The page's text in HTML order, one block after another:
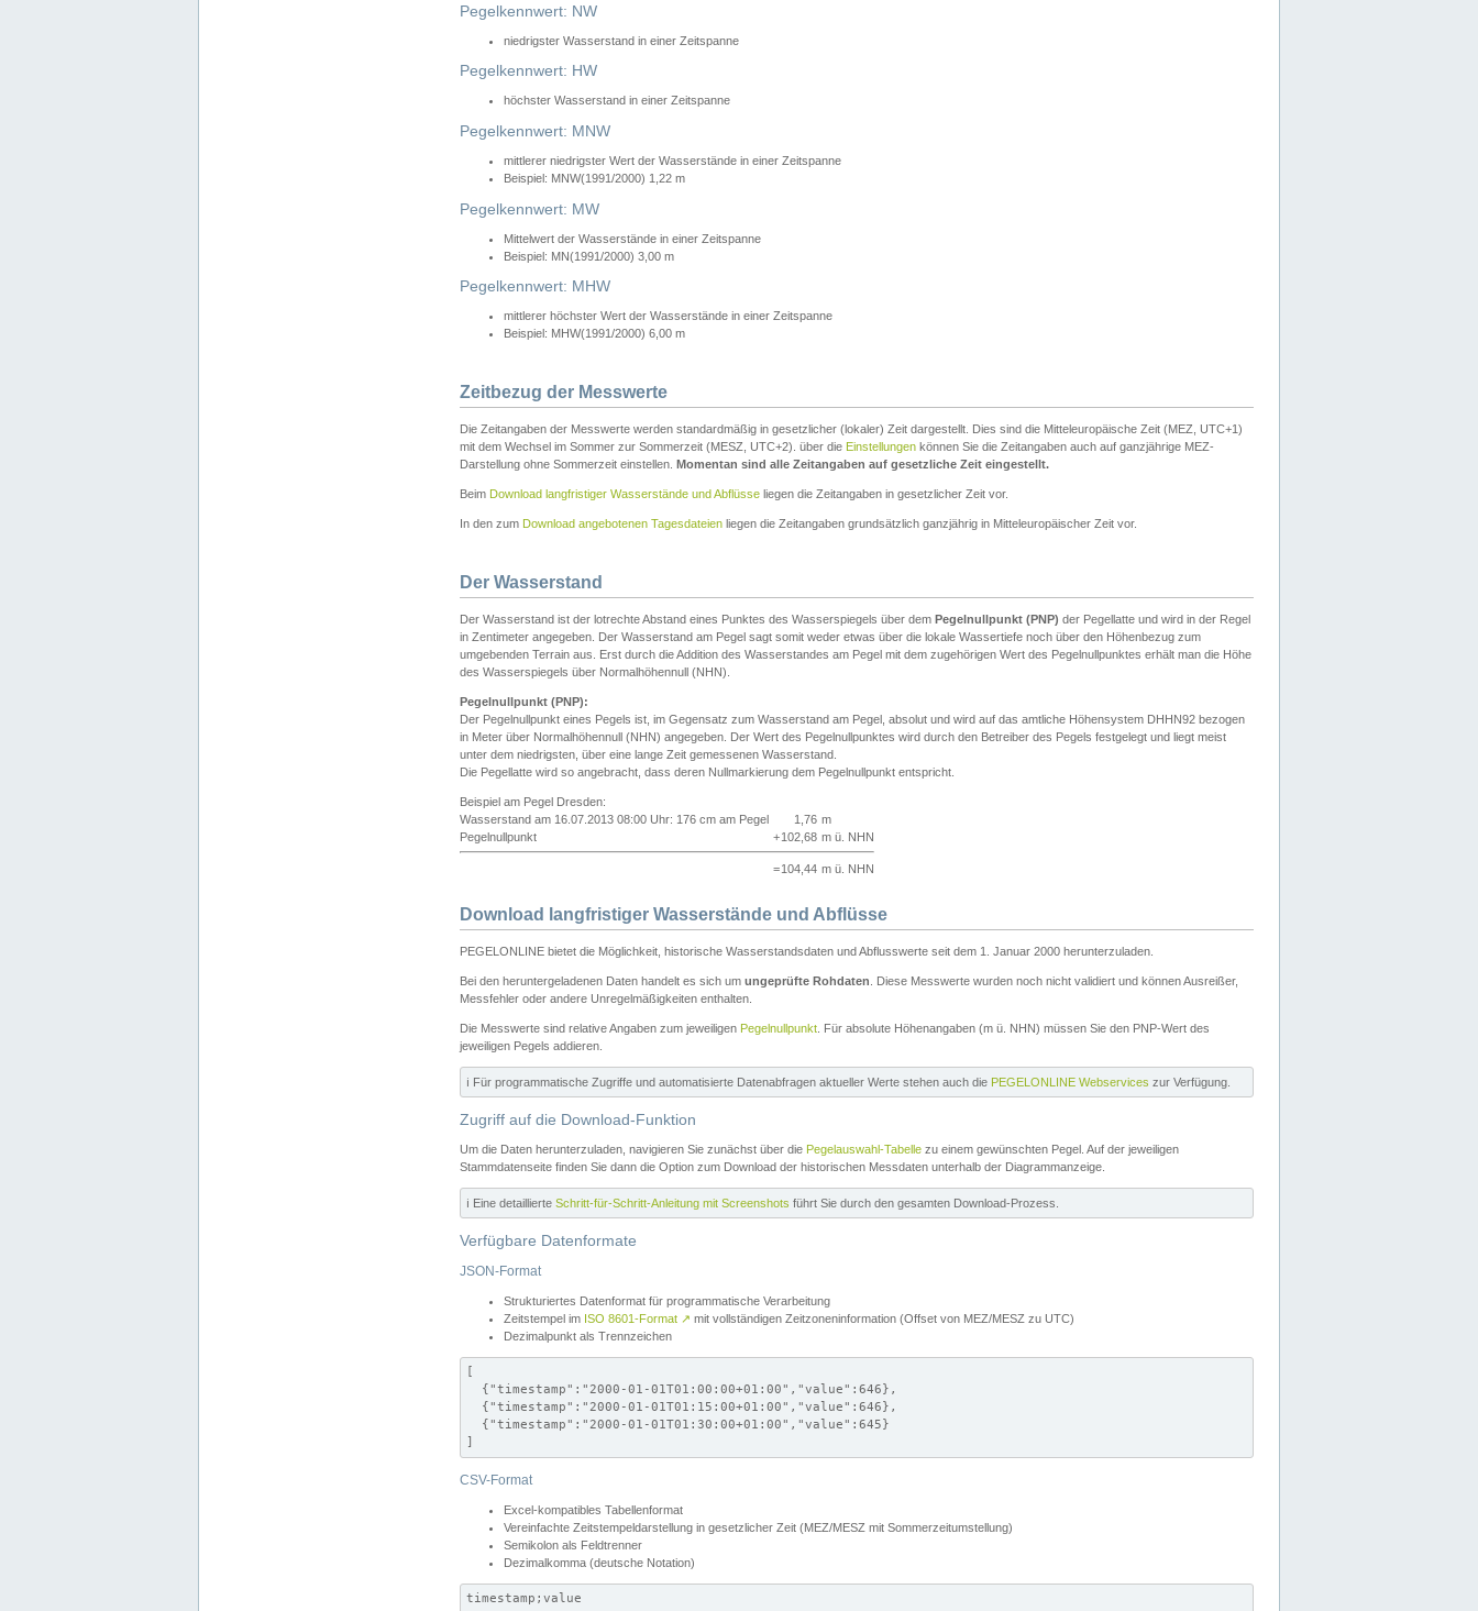
Pegelkennwert: NW
niedrigster Wasserstand in einer Zeitspanne
Pegelkennwert: HW
höchster Wasserstand in einer Zeitspanne
Pegelkennwert: MNW
mittlerer niedrigster Wert der Wasserstände in einer Zeitspanne
Beispiel: MNW(1991/2000) 1,22 m
Pegelkennwert: MW
Mittelwert der Wasserstände in einer Zeitspanne
Beispiel: MN(1991/2000) 3,00 m
Pegelkennwert: MHW
mittlerer höchster Wert der Wasserstände in einer Zeitspanne
Beispiel: MHW(1991/2000) 6,00 m
Zeitbezug der Messwerte
Die Zeitangaben der Messwerte werden standardmäßig in gesetzlicher (lokaler) Zeit dargestellt. Dies sind die Mitteleuropäische Zeit (MEZ, UTC+1)
mit dem Wechsel im Sommer zur Sommerzeit (MESZ, UTC+2). über die Einstellungen können Sie die Zeitangaben auch auf ganzjährige MEZ-
Darstellung ohne Sommerzeit einstellen. Momentan sind alle Zeitangaben auf gesetzliche Zeit eingestellt.
Beim Download langfristiger Wasserstände und Abflüsse liegen die Zeitangaben in gesetzlicher Zeit vor.
In den zum Download angebotenen Tagesdateien liegen die Zeitangaben grundsätzlich ganzjährig in Mitteleuropäischer Zeit vor.
Der Wasserstand
Der Wasserstand ist der lotrechte Abstand eines Punktes des Wasserspiegels über dem Pegelnullpunkt (PNP) der Pegellatte und wird in der Regel
in Zentimeter angegeben. Der Wasserstand am Pegel sagt somit weder etwas über die lokale Wassertiefe noch über den Höhenbezug zum
umgebenden Terrain aus. Erst durch die Addition des Wasserstandes am Pegel mit dem zugehörigen Wert des Pegelnullpunktes erhält man die Höhe
des Wasserspiegels über Normalhöhennull (NHN).
Pegelnullpunkt (PNP):
Der Pegelnullpunkt eines Pegels ist, im Gegensatz zum Wasserstand am Pegel, absolut und wird auf das amtliche Höhensystem DHHN92 bezogen
in Meter über Normalhöhennull (NHN) angegeben. Der Wert des Pegelnullpunktes wird durch den Betreiber des Pegels festgelegt und liegt meist
unter dem niedrigsten, über eine lange Zeit gemessenen Wasserstand.
Die Pegellatte wird so angebracht, dass deren Nullmarkierung dem Pegelnullpunkt entspricht.
Beispiel am Pegel Dresden:
Wasserstand am 16.07.2013 08:00 Uhr: 176 cm am Pegel
1,76 m
Pegelnullpunkt
+102,68 m ü. NHN
=104,44 m ü. NHN
Download langfristiger Wasserstände und Abflüsse
PEGELONLINE bietet die Möglichkeit, historische Wasserstandsdaten und Abflusswerte seit dem 1. Januar 2000 herunterzuladen.
Bei den heruntergeladenen Daten handelt es sich um ungeprüfte Rohdaten . Diese Messwerte wurden noch nicht validiert und können Ausreißer,
Messfehler oder andere Unregelmäßigkeiten enthalten.
Die Messwerte sind relative Angaben zum jeweiligen Pegelnullpunkt . Für absolute Höhenangaben (m ü. NHN) müssen Sie den PNP-Wert des
jeweiligen Pegels addieren.
ℹ️ Für programmatische Zugriffe und automatisierte Datenabfragen aktueller Werte stehen auch die PEGELONLINE Webservices zur Verfügung.
Zugriff auf die Download-Funktion
Um die Daten herunterzuladen, navigieren Sie zunächst über die Pegelauswahl-Tabelle zu einem gewünschten Pegel. Auf der jeweiligen
Stammdatenseite finden Sie dann die Option zum Download der historischen Messdaten unterhalb der Diagrammanzeige.
ℹ️ Eine detaillierte Schritt-für-Schritt-Anleitung mit Screenshots führt Sie durch den gesamten Download-Prozess.
Verfügbare Datenformate
JSON-Format
Strukturiertes Datenformat für programmatische Verarbeitung
Zeitstempel im ISO 8601-Format ↗ mit vollständigen Zeitzoneninformation (Offset von MEZ/MESZ zu UTC)
Dezimalpunkt als Trennzeichen
[
  {"timestamp":"2000-01-01T01:00:00+01:00","value":646},
  {"timestamp":"2000-01-01T01:15:00+01:00","value":646},
  {"timestamp":"2000-01-01T01:30:00+01:00","value":645}
]
CSV-Format
Excel-kompatibles Tabellenformat
Vereinfachte Zeitstempeldarstellung in gesetzlicher Zeit (MEZ/MESZ mit Sommerzeitumstellung)
Semikolon als Feldtrenner
Dezimalkomma (deutsche Notation)
timestamp;value